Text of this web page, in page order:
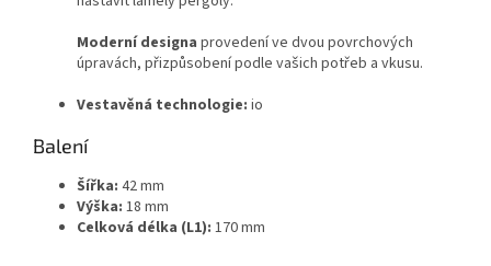
Moderní designa provedení ve dvou povrchových
úpravách, přizpůsobení podle vašich potřeb a vkusu.
Vestavěná technologie: io
Balení
Šířka: 42 mm
Výška: 18 mm
Celková délka (L1): 170 mm